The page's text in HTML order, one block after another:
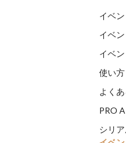
イベ
イベ
イベ
使い方
よく
PRO
シリ